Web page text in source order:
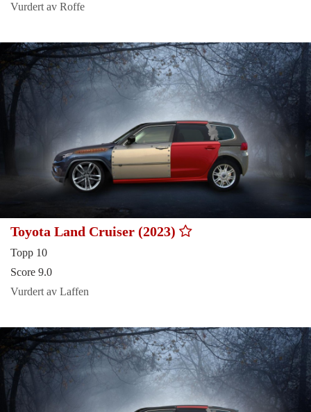
Vurdert av Roffe
Toyota Land Cruiser (2023)
Topp 10
Score 9.0
Vurdert av Laffen